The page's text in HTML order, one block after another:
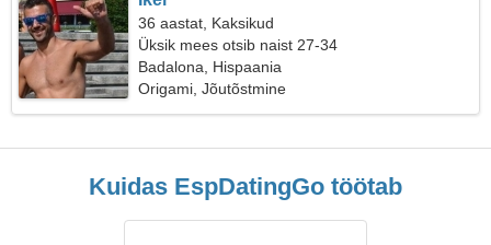
36 aastat, Kaksikud
Üksik mees otsib naist 27-34
Badalona, Hispaania
Origami, Jõutõstmine
Kuidas EspDatingGo töötab